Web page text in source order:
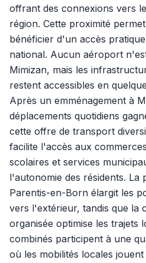
offrant des connexions vers
région. Cette proximité
bénéficier d'un accès
national. Aucun aéroport
Mimizan, mais les
restent accessibles en
Après un emménagement à
déplacements quotidiens
cette offre de transport
facilite l'accès aux
scolaires et services
l'autonomie des résidents. La
Parentis-en-Born élargit les
vers l'extérieur, tandis que la
organisée optimise les trajets
combinés participent à une
où les mobilités locales